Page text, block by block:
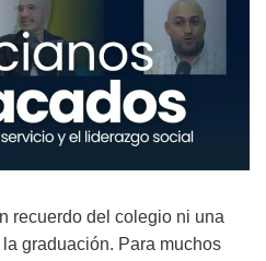
recuerdo del colegio ni una
graduación. Para muchos